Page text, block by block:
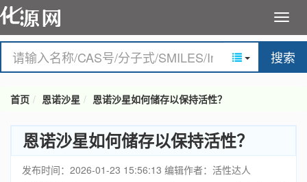
搜索
首页 恩诺沙星 恩诺沙星如何储存以保持活性？
恩诺沙星如何储存以保持活性？
发布时间：2026-01-23 15:56:13 编辑作者：活性达人